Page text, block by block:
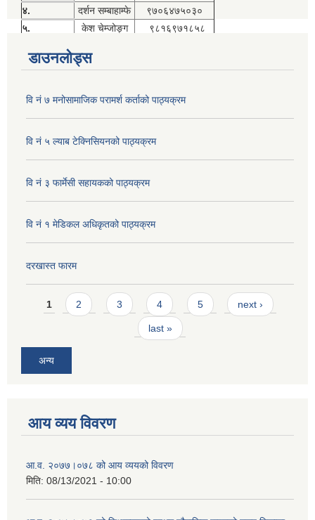
४.
दर्शन सम्बाहाम्फे
९७०६४७५०३०
५.
केश चेम्जोङ्ग ९८१६९७१८५८
डाउनलोड्स
वि नं ७ मनोसामाजिक परामर्श कर्ताको पाठ्यक्रम
वि नं ५ ल्याब टेक्निसियनको पाठ्यक्रम
वि नं ३ फार्मेसी सहायकको पाठ्यक्रम
वि नं १ मेडिकल अधिकृतको पाठ्यक्रम
दरखास्त फारम
Pages
1 2 3 4 5 next ›
last »
अन्य
आय व्यय विवरण
आ.व. २०७७।०७८ को आय व्ययको विवरण
मिति: 08/13/2021 - 10:00